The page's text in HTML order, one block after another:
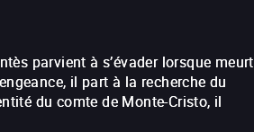
parvient à s’évader lorsque meurt
il part à la recherche du
du comte de Monte-Cristo, il